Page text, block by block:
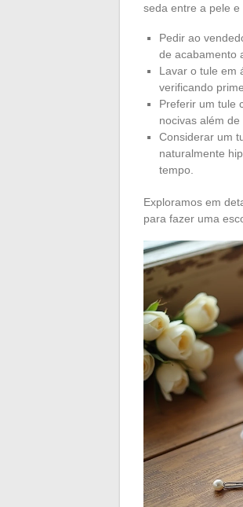
seda entre a pele e
Pedir ao
de acabamento
Lavar o tule em
verificando
Preferir um tule
nocivas além de
Considerar um
naturalmente
tempo.
Exploramos em
para fazer uma